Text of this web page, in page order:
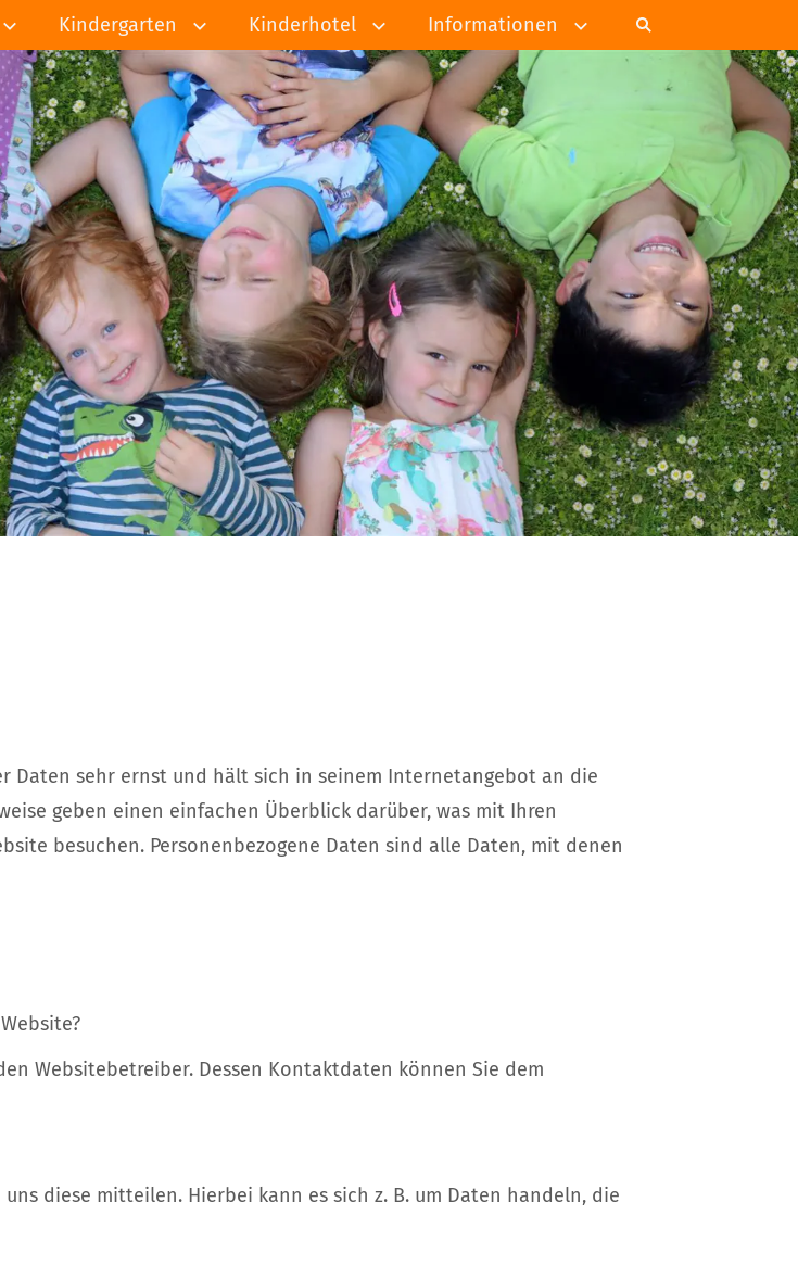
Kindergarten Kinderhotel Informationen
Daten sehr ernst und hält sich in seinem Internetangebot an die
geben einen einfachen Überblick darüber, was mit Ihren
besuchen. Personenbezogene Daten sind alle Daten, mit denen
Websitebetreiber. Dessen Kontaktdaten können Sie dem
diese mitteilen. Hierbei kann es sich z. B. um Daten handeln, die